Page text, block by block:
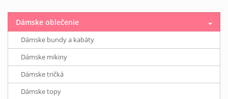
Dámske oblečenie
Dámske bundy a kabáty
Dámske mikiny
Dámske tričká
Dámske topy